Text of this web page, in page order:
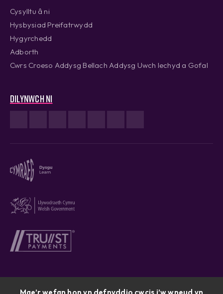
Cysylltu â ni
Hysbysiad Preifatrwydd
Hygyrchedd
Adborth
Cwrs Croeso Addysg Bellach Addysg Uwch Iechyd a Gofal
Dilynwch ni